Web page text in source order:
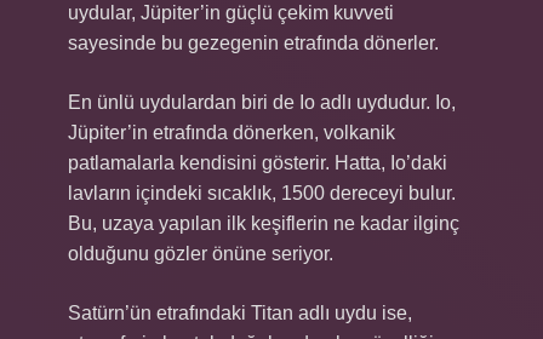
uydular, Jüpiter’in güçlü çekim kuvveti
sayesinde bu gezegenin etrafında dönerler.
En ünlü uydulardan biri de Io adlı uydudur. Io,
Jüpiter’in etrafında dönerken, volkanik
patlamalarla kendisini gösterir. Hatta, Io’daki
lavların içindeki sıcaklık, 1500 dereceyi bulur.
Bu, uzaya yapılan ilk keşiflerin ne kadar ilginç
olduğunu gözler önüne seriyor.
Satürn’ün etrafındaki Titan adlı uydu ise,